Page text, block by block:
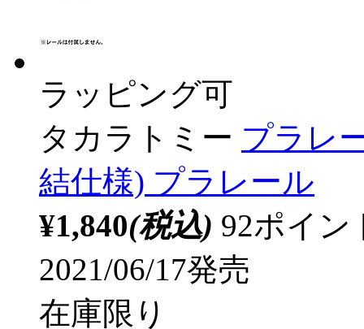
ラッピング可
タカラトミー プラレ
結仕様) プラレール
¥1,840(税込) 92ポイ
2021/06/17発売
在庫限り